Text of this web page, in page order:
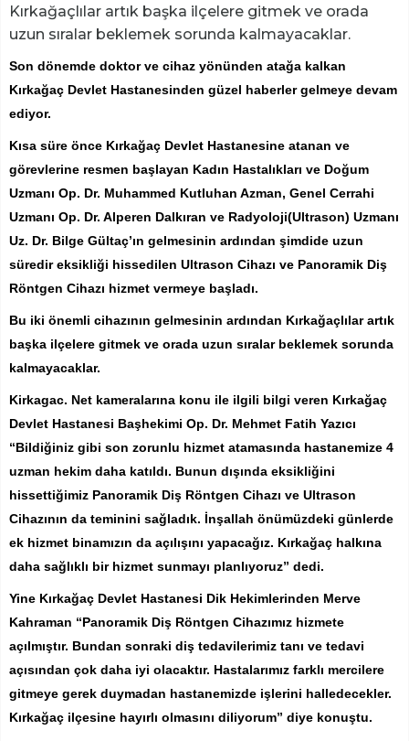
Kırkağaçlılar artık başka ilçelere gitmek ve orada
uzun sıralar beklemek sorunda kalmayacaklar.
Son dönemde doktor ve cihaz yönünden atağa kalkan
Kırkağaç Devlet Hastanesinden güzel haberler gelmeye devam
ediyor.
Kısa süre önce Kırkağaç Devlet Hastanesine atanan ve
görevlerine resmen başlayan Kadın Hastalıkları ve Doğum
Uzmanı Op. Dr. Muhammed Kutluhan Azman, Genel Cerrahi
Uzmanı Op. Dr. Alperen Dalkıran ve Radyoloji(Ultrason) Uzmanı
Uz. Dr. Bilge Gültaç’ın gelmesinin ardından şimdide uzun
süredir eksikliği hissedilen Ultrason Cihazı ve Panoramik Diş
Röntgen Cihazı hizmet vermeye başladı.
Bu iki önemli cihazının gelmesinin ardından Kırkağaçlılar artık
başka ilçelere gitmek ve orada uzun sıralar beklemek sorunda
kalmayacaklar.
Kirkagac. Net kameralarına konu ile ilgili bilgi veren Kırkağaç
Devlet Hastanesi Başhekimi Op. Dr. Mehmet Fatih Yazıcı
“Bildiğiniz gibi son zorunlu hizmet atamasında hastanemize 4
uzman hekim daha katıldı. Bunun dışında eksikliğini
hissettiğimiz Panoramik Diş Röntgen Cihazı ve Ultrason
Cihazının da teminini sağladık. İnşallah önümüzdeki günlerde
ek hizmet binamızın da açılışını yapacağız. Kırkağaç halkına
daha sağlıklı bir hizmet sunmayı planlıyoruz” dedi.
Yine Kırkağaç Devlet Hastanesi Dik Hekimlerinden Merve
Kahraman “Panoramik Diş Röntgen Cihazımız hizmete
açılmıştır. Bundan sonraki diş tedavilerimiz tanı ve tedavi
açısından çok daha iyi olacaktır. Hastalarımız farklı mercilere
gitmeye gerek duymadan hastanemizde işlerini halledecekler.
Kırkağaç ilçesine hayırlı olmasını diliyorum” diye konuştu.